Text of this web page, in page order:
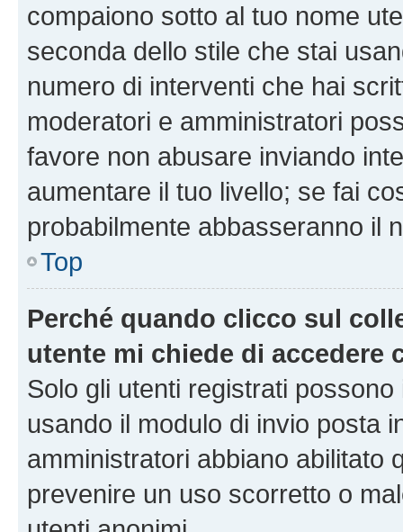
compaiono sotto al tuo nome
seconda dello stile che stai
numero di interventi che hai
moderatori e amministratori
favore non abusare inviando
aumentare il tuo livello; se fai
probabilmente abbasseranno il
Top
Perché quando clicco sul
utente mi chiede di accedere
Solo gli utenti registrati
usando il modulo di invio posta
amministratori abbiano abilitato
prevenire un uso scorretto o